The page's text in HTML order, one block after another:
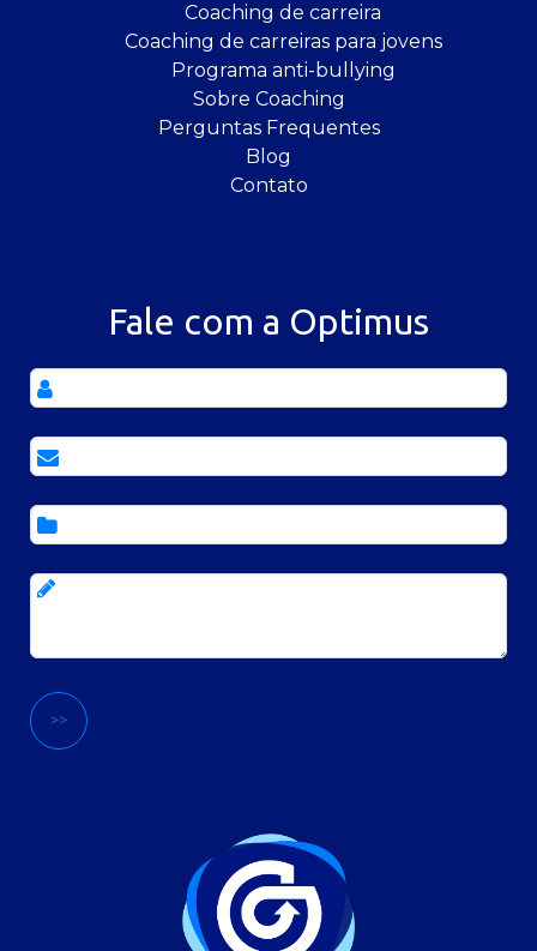
Coaching de carreira
Coaching de carreiras para jovens
Programa anti-bullying
Sobre Coaching
Perguntas Frequentes
Blog
Contato
Fale com a Optimus